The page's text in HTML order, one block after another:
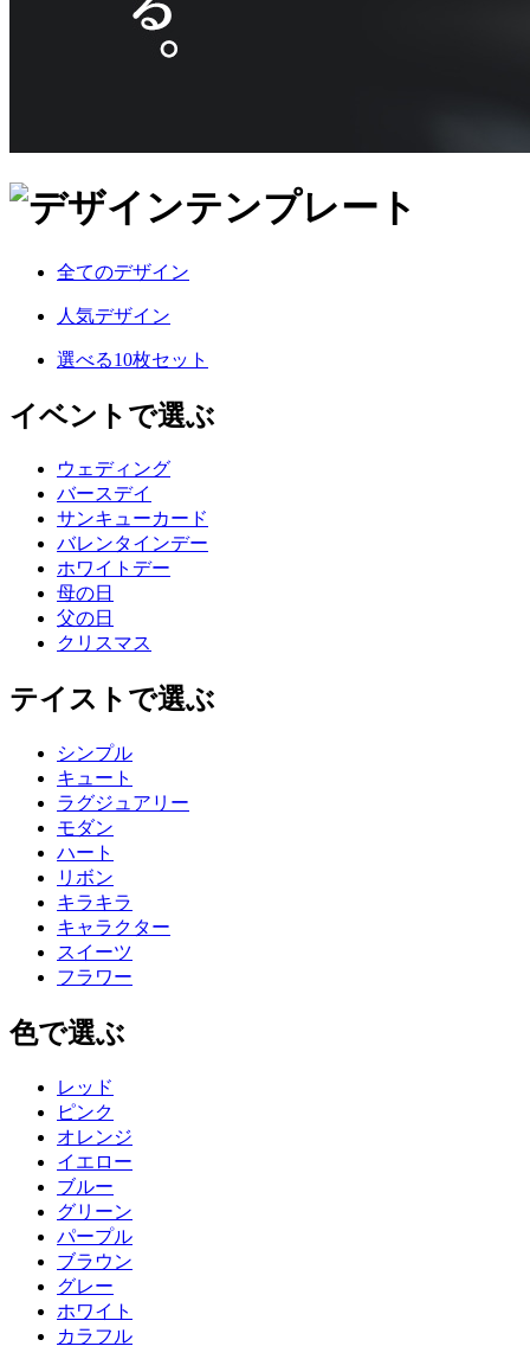
全てのデザイン
人気デザイン
選べる10枚セット
イベントで選ぶ
ウェディング
バースデイ
サンキューカード
バレンタインデー
ホワイトデー
母の日
父の日
クリスマス
テイストで選ぶ
シンプル
キュート
ラグジュアリー
モダン
ハート
リボン
キラキラ
キャラクター
スイーツ
フラワー
色で選ぶ
レッド
ピンク
オレンジ
イエロー
ブルー
グリーン
パープル
ブラウン
グレー
ホワイト
カラフル